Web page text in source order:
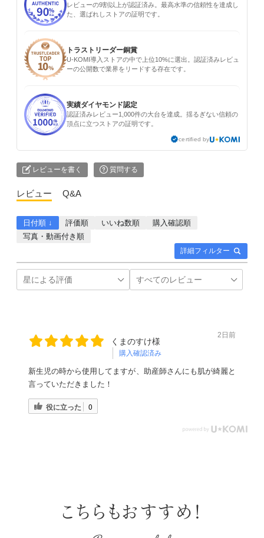
レビューの9割以上が認証済み。最高水準の信頼性を達成し
た、選ばれしストアの証明です。
トラストリーダー銅賞
U-KOMI導入ストアの中で上位10%に選出。認証済みレビュ
ーの公開数で業界をリードする存在です。
実績ダイヤモンド認定
認証済みレビュー1,000件の大台を達成。揺るぎない信頼の
頂点に立つストアの証明です。
certified by
レビューを書く 質問する
レビュー Q&A
詳細フィルター
日付順 ↓ 評価順 いいね数順
購入確認順
写真・動画付き順
くまのすけ様
購入確認済み
2日前
新生児の時から使用してますが、助産師さんにも肌が綺麗と
言っていただきました！
役に立った 0
こちらもおすすめ！